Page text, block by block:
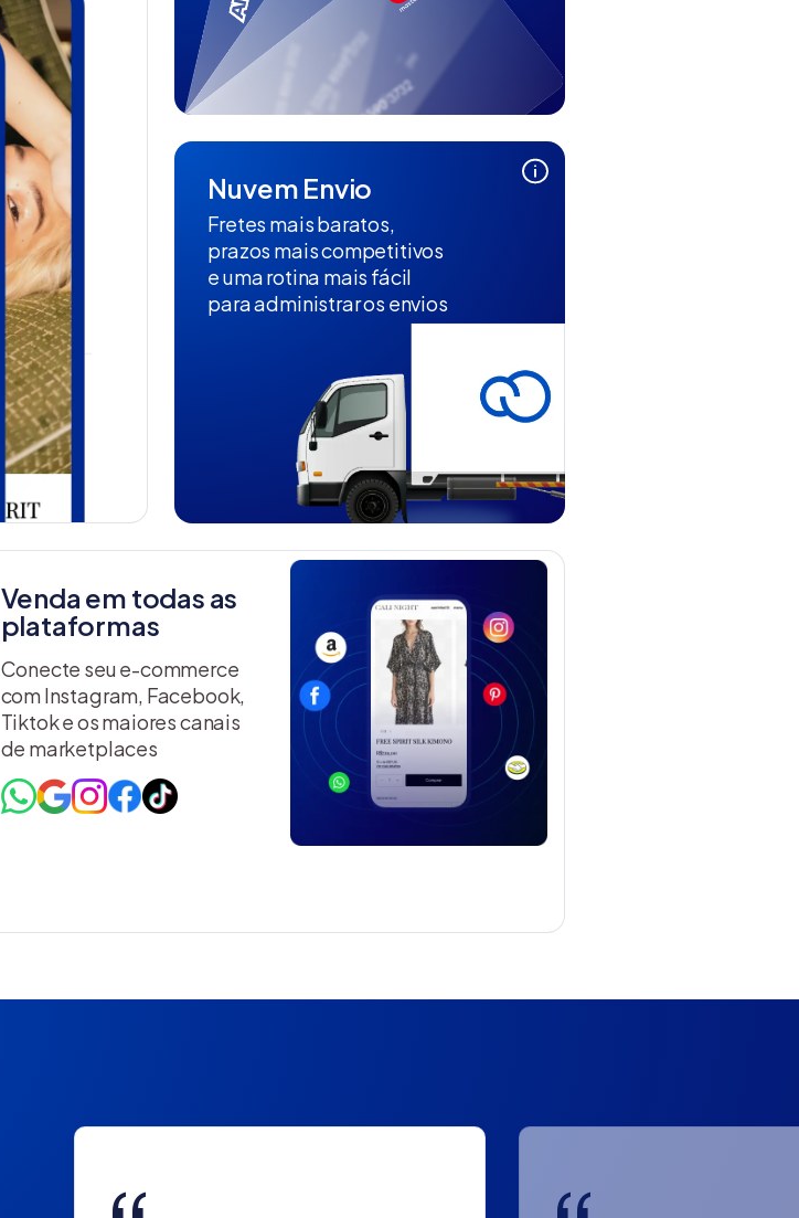
Nuvem Envio
Fretes mais baratos,
prazos mais competitivos
e uma rotina mais fácil
para administrar os envios
Venda em todas as
plataformas
Conecte seu e-commerce
com Instagram, Facebook,
Tiktok e os maiores canais
de marketplaces